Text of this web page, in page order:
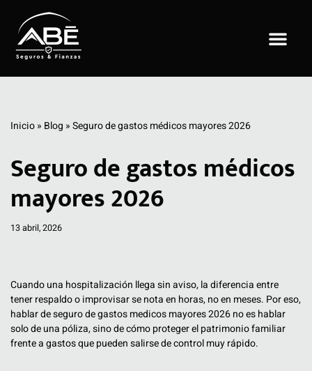
Saltar
al
Inicio» Blog »Seguro de gastos médicos mayores 2026
Seguro de gastos médicos
mayores 2026
13 abril, 2026
Cuando una hospitalización llega sin aviso, la diferencia entre
tener respaldo o improvisar se nota en horas, no en meses. Por eso,
hablar de seguro de gastos medicos mayores 2026 no es hablar
solo de una póliza, sino de cómo proteger el patrimonio familiar
frente a gastos que pueden salirse de control muy rápido.